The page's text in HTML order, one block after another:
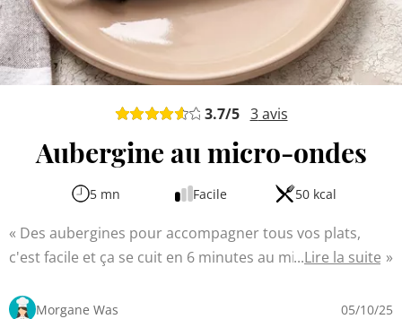
3.7/5 3avis
Aubergine au micro-ondes
5 mn Facile 50 kcal
Des aubergines pour accompagner tous vos plats,
c'est facile et ça se cuit en 6 minutes au micro-ondes.
préparation est la solution idéale. En quelques minutes
Lire la suite
Morgane Was 05/10/25